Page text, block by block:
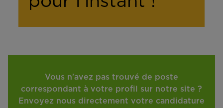
Vous n'avez pas trouvé de poste
correspondant à votre profil sur notre site ?
Envoyez nous directement votre candidature